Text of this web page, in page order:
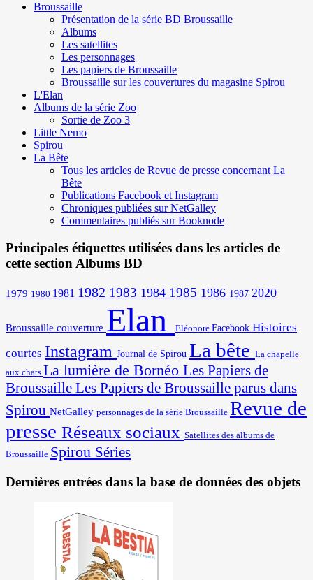
Broussaille
Présentation de la série BD Broussaille
Albums
Les satellites
Les personnages
Les papiers de Broussaille
Broussaille sur les couvertures du magasine Spirou
L'Elan
Albums de la série Zoo
Sortie de Zoo 3
Little Nemo
Spirou
La Bête
Tous les articles de Revue de presse concernant La
Bête
Publications Facebook et Instagram
Chroniques publiées sur NetGalley
Commentaires publiés sur Booknode
Principales étiquettes utilisées dans les articles de
cette section Albums BD
1979 1980 1981 1982 1983 1984 1985 1986 1987 2020
Broussaille couverture Elan Eléonore Facebook Histoires
courtes Instagram Journal de Spirou La bête La chapelle
aux chats La lumière de Bornéo Les Papiers de
Broussaille Les Papiers de Broussaille parus dans
Spirou NetGalley personnages de la série Broussaille Revue de
presse Réseaux sociaux Satellites des albums de
Broussaille Spirou Séries
Dernières entrées dans la base de données des objets